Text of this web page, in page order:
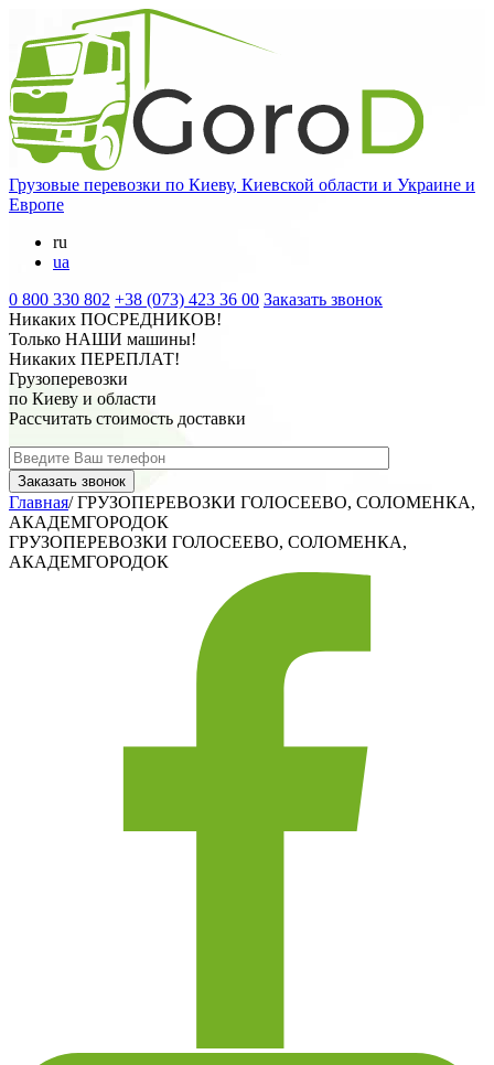
Грузовые перевозки по Киеву, Киевской области и Украине и
Европе
ru
ua
0 800 330 802 +38 (073) 423 36 00 Заказать звонок
Никаких ПОСРЕДНИКОВ!
Только НАШИ машины!
Никаких ПЕРЕПЛАТ!
Грузоперевозки
по Киеву и области
Рассчитать стоимость доставки
Главная/ ГРУЗОПЕРЕВОЗКИ ГОЛОСЕЕВО, СОЛОМЕНКА,
АКАДЕМГОРОДОК
ГРУЗОПЕРЕВОЗКИ ГОЛОСЕЕВО, СОЛОМЕНКА,
АКАДЕМГОРОДОК